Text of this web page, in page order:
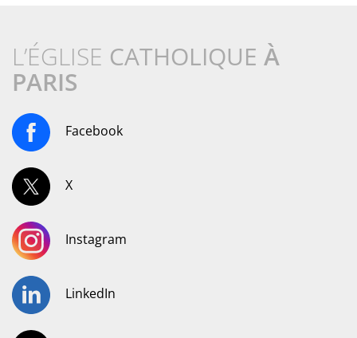
L’ÉGLISE CATHOLIQUE À
PARIS
Facebook
X
Instagram
LinkedIn